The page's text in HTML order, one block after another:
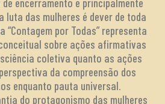
encerramento e principalmente
luta das mulheres é dever de toda
“Contagem por Todas” representa
sobre ações afirmativas
coletiva quanto as ações
da compreensão dos
enquanto pauta universal.
do protagonismo das mulheres